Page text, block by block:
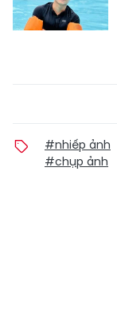
#nhiếp ảnh
#chụp ảnh